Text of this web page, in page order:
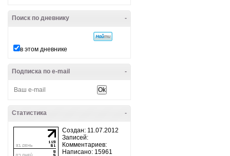
-
Поиск по дневнику
в этом дневнике
-
Подписка по e-mail
-
Статистика
Создан: 11.07.2012
Записей:
Комментариев:
Написано: 15961